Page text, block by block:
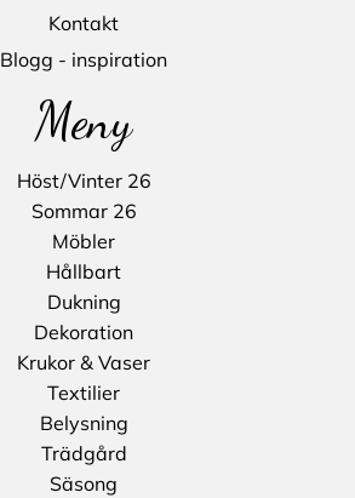
Kontakt
Blogg - inspiration
Meny
Höst/Vinter 26
Sommar 26
Möbler
Hållbart
Dukning
Dekoration
Krukor & Vaser
Textilier
Belysning
Trädgård
Säsong